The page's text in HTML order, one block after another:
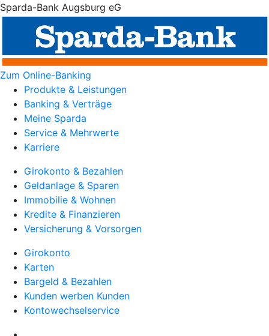
Sparda-Bank Augsburg eG
Zum Online-Banking
Produkte & Leistungen
Banking & Verträge
Meine Sparda
Service & Mehrwerte
Karriere
Girokonto & Bezahlen
Geldanlage & Sparen
Immobilie & Wohnen
Kredite & Finanzieren
Versicherung & Vorsorgen
Girokonto
Karten
Bargeld & Bezahlen
Kunden werben Kunden
Kontowechselservice